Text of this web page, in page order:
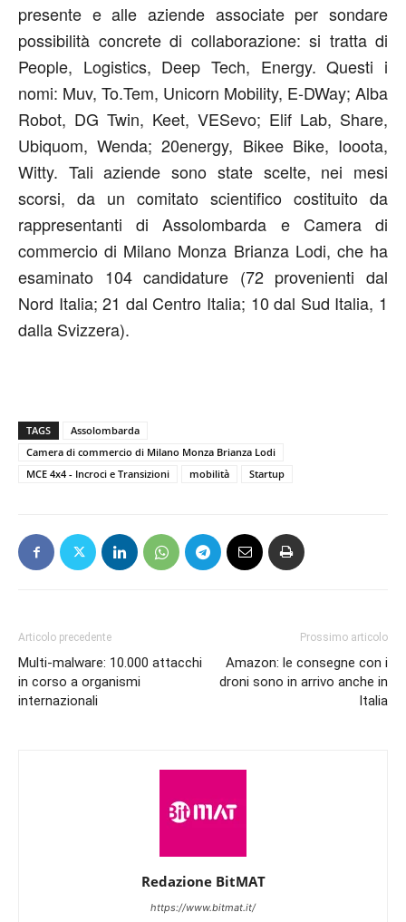
presente e alle aziende associate per sondare
possibilità concrete di collaborazione: si tratta di
People, Logistics, Deep Tech, Energy. Questi i
nomi: Muv, To.Tem, Unicorn Mobility, E-DWay; Alba
Robot, DG Twin, Keet, VESevo; Elif Lab, Share,
Ubiquom, Wenda; 20energy, Bikee Bike, Iooota,
Witty. Tali aziende sono state scelte, nei mesi
scorsi, da un comitato scientifico costituito da
rappresentanti di Assolombarda e Camera di
commercio di Milano Monza Brianza Lodi, che ha
esaminato 104 candidature (72 provenienti dal
Nord Italia; 21 dal Centro Italia; 10 dal Sud Italia, 1
dalla Svizzera).
TAGS
Assolombarda
Camera di commercio di Milano Monza Brianza Lodi
MCE 4x4 - Incroci e Transizioni
mobilità Startup
Articolo precedente
Multi-malware: 10.000 attacchi
in corso a organismi
internazionali
Prossimo articolo
Amazon: le consegne con i
droni sono in arrivo anche in
Italia
Redazione BitMAT
https://www.bitmat.it/